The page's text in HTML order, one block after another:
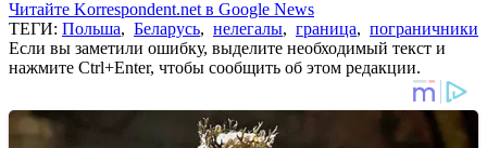
Читайте Korrespondent.net в Google News
ТЕГИ: Польша, Беларусь, нелегалы, граница, пограничники
Если вы заметили ошибку, выделите необходимый текст и
нажмите Ctrl+Enter, чтобы сообщить об этом редакции.